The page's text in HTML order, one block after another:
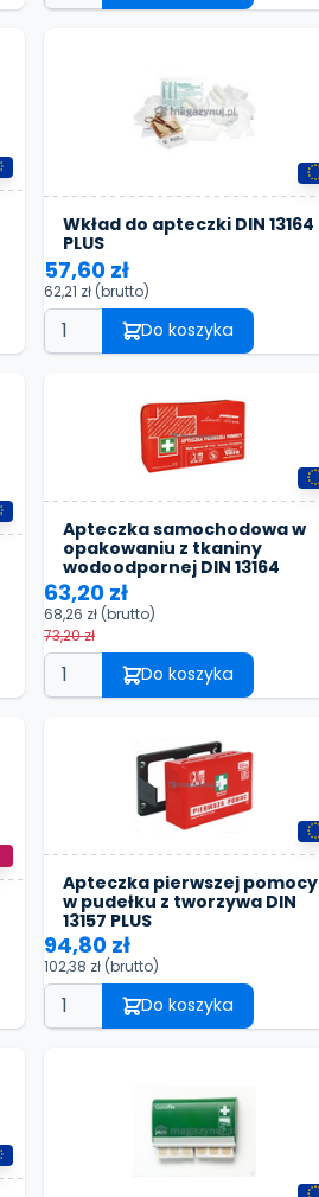
Wkład do apteczki DIN 13164
PLUS
57,60 zł
62,21 zł (brutto)
Do koszyka
Apteczka samochodowa w
opakowaniu z tkaniny
wodoodpornej DIN 13164
63,20 zł
68,26 zł (brutto)
73,20 zł
Do koszyka
Apteczka pierwszej pomocy
w pudełku z tworzywa DIN
13157 PLUS
94,80 zł
102,38 zł (brutto)
Do koszyka